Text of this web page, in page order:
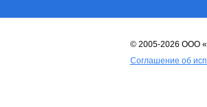
© 2005-2026 ООО
Соглашение об